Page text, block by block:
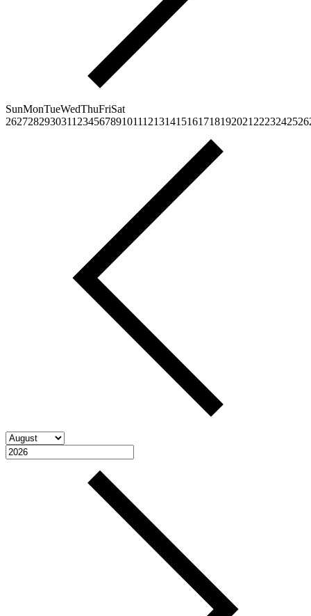
SunMonTueWedThuFriSat
2627282930311 23456789101112131415161718192021 2223242526